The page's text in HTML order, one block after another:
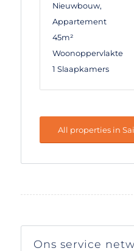
Nieuwbouw,
Appartement
45m²
Woonoppervlakte
1 Slaapkamers
All properties in
Ons service